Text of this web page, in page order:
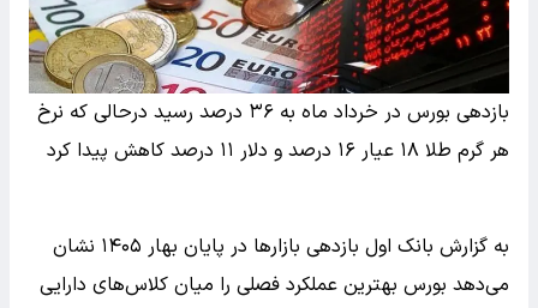
بازدهی بورس در خرداد ماه به ۳۶ درصد رسید درحالی که نرخ
هر گرم طلا ۱۸ عیار ۱۶ درصد و دلار ۱۱ درصد کاهش پیدا کرد
به گزارش بانک اول بازدهی بازارها در پایان بهار ۱۴۰۵ نشان
می‌دهد بورس بهترین عملکرد فصلی را میان کلاس‌های دارایی